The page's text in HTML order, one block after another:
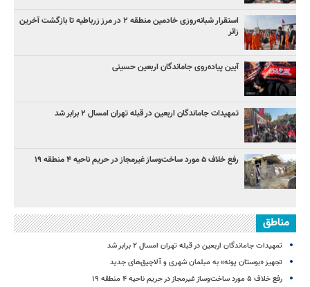
استقرار شبانه‌روزی خادمین منطقه ۲ در مرز زرباطیه تا بازگشت آخرین
زائر
آیین پیاده‌روی جاماندگان اربعین حسینی
تمهیدات جاماندگان اربعین در قبله تهران امسال ۲ برابر شد
رفع خلاف ۵ مورد ساخت‌وساز غیرمجاز در حریم ناحیه ۴ منطقه ۱۹
مناطق
تمهیدات جاماندگان اربعین در قبله تهران امسال ۲ برابر شد
تجهیز «بوستان پونه» به مبلمان شهری و آلاچیق‌های جدید
رفع خلاف ۵ مورد ساخت‌وساز غیرمجاز در حریم ناحیه ۴ منطقه ۱۹